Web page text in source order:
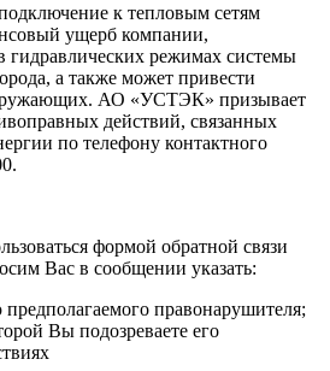
к тепловым сетям
ущерб компании,
гидравлических режимах системы
а также может привести
АО «УСТЭК» призывает
действий, связанных
по телефону контактного
формой обратной связи
Вас в сообщении указать:
правонарушителя;
Вы подозреваете его